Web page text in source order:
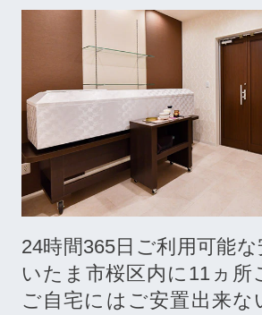
24時間365日ご利用可能
いたま市桜区内に 11 ヵ所
ご自宅にはご安置出来な